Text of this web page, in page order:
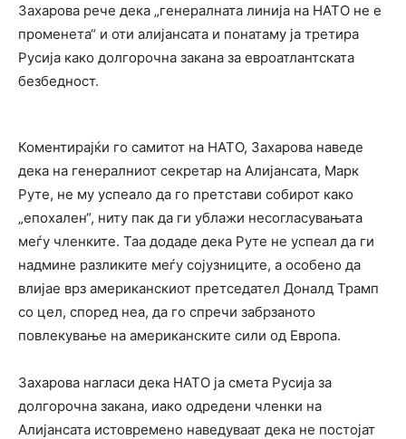
Захарова рече дека „генералната линија на НАТО не е
променета“ и оти алијансата и понатаму ја третира
Русија како долгорочна закана за евроатлантската
безбедност.
Коментирајќи го самитот на НАТО, Захарова наведе
дека на генералниот секретар на Алијансата, Марк
Руте, не му успеало да го претстави собирот како
„епохален“, ниту пак да ги ублажи несогласувањата
меѓу членките. Таа додаде дека Руте не успеал да ги
надмине разликите меѓу сојузниците, а особено да
влијае врз американскиот претседател Доналд Трамп
со цел, според неа, да го спречи забрзаното
повлекување на американските сили од Европа.
Захарова нагласи дека НАТО ја смета Русија за
долгорочна закана, иако одредени членки на
Алијансата истовремено наведуваат дека не постојат